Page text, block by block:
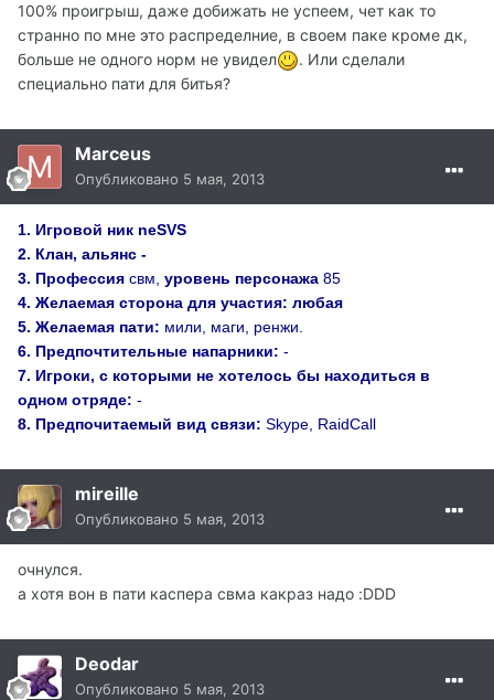
100% проигрыш, даже добижать не успеем, чет как то
странно по мне это распределние, в своем паке кроме дк,
больше не одного норм не увидел
. Или сделали
специально пати для битья?
Marceus
Опубликовано 5 мая, 2013
1. Игровой ник neSVS
2. Клан, альянс -
3. Профессия свм, уровень персонажа 85
4. Желаемая сторона для участия: любая
5. Желаемая пати: мили, маги, ренжи.
6. Предпочтительные напарники: -
7. Игроки, с которыми не хотелось бы находиться в
одном отряде: -
8. Предпочитаемый вид связи: Skype, RaidCall
mireille
Опубликовано 5 мая, 2013
очнулся.
а хотя вон в пати каспера свма какраз надо :DDD
Deodar
Опубликовано 5 мая, 2013